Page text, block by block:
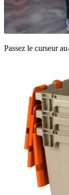
Passez le curseur